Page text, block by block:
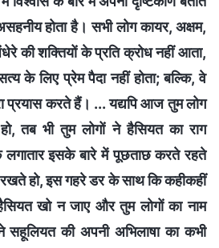
होता है। सभी लोग कायर, अक्षम,
की शक्तियों के प्रति क्रोध नहीं आता,
के लिए प्रेम पैदा नहीं होता; बल्कि, वे
प्रयास करते हैं। ... यद्यपि आज तुम लोग
तब भी तुम लोगों ने हैसियत का राग
लगातार इसके बारे में पूछताछ करते रहते
हो, इस गहरे डर के साथ कि कहीकहीं
खो न जाए और तुम लोगों का नाम
सहूलियत की अपनी अभिलाषा का कभी